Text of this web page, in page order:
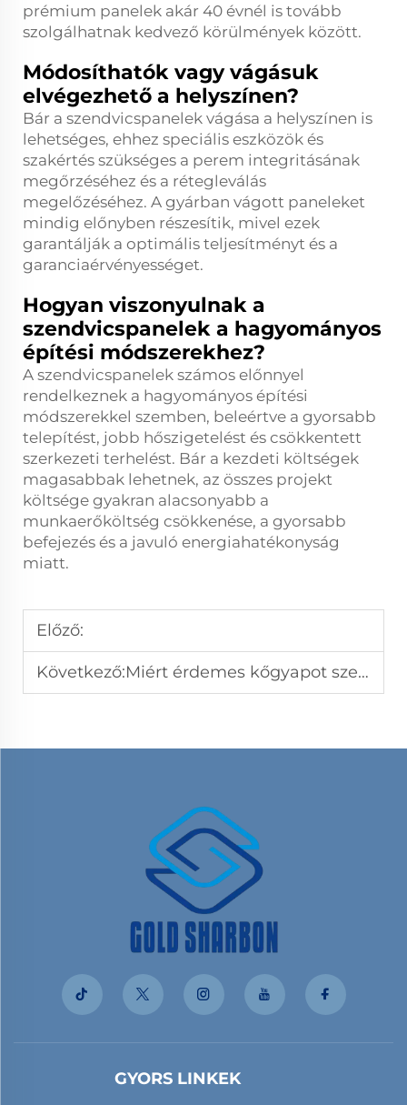
prémium panelek akár 40 évnél is tovább
szolgálhatnak kedvező körülmények között.
Módosíthatók vagy vágásuk
elvégezhető a helyszínen?
Bár a szendvicspanelek vágása a helyszínen is
lehetséges, ehhez speciális eszközök és
szakértés szükséges a perem integritásának
megőrzéséhez és a rétegleválás
megelőzéséhez. A gyárban vágott paneleket
mindig előnyben részesítik, mivel ezek
garantálják a optimális teljesítményt és a
garanciaérvényességet.
Hogyan viszonyulnak a
szendvicspanelek a hagyományos
építési módszerekhez?
A szendvicspanelek számos előnnyel
rendelkeznek a hagyományos építési
módszerekkel szemben, beleértve a gyorsabb
telepítést, jobb hőszigetelést és csökkentett
szerkezeti terhelést. Bár a kezdeti költségek
magasabbak lehetnek, az összes projekt
költsége gyakran alacsonyabb a
munkaerőköltség csökkenése, a gyorsabb
befejezés és a javuló energiahatékonyság
miatt.
Előző:
Következő:Miért érdemes kőgyapot szendvicspaneleket használni tűzálló épületekben?
GYORS LINKEK